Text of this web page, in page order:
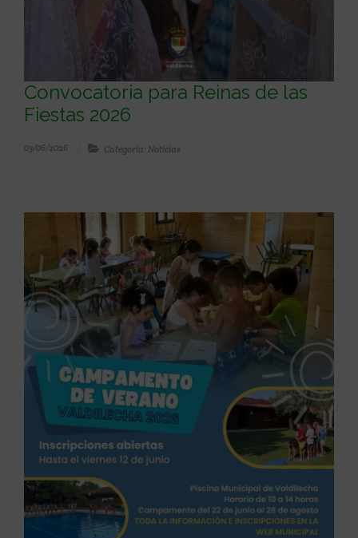
Convocatoria para Reinas de las
Fiestas 2026
03/06/2026 Categoría: Noticias